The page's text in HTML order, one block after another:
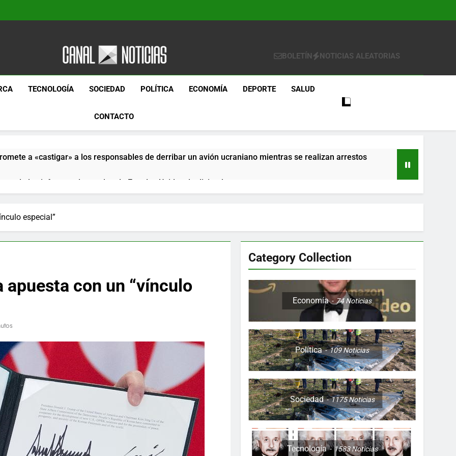
Canal Noticias
Canal Noticias
BOLETÍN NOTICIAS ALEATORIAS
TECNOLOGÍA SOCIEDAD POLÍTICA ECONOMÍA DEPORTE SALUD
CONTACTO
a «castigar» a los responsables de derribar un avión ucraniano mientras se realizan arrestos
de los informes de empleo de Estados Unidos de diciembre
y restaurador, Carl Ruiz, muere a los 44 años
Max Testo a Precios Especiales en México, Chile, Argentina, Colombia, Perú , Ecuador, Costa Rica y
en México – Descuentos Masivos en Mercado Libre
te lleva a lugares paranormales con binoculares de visión nocturna y reuniones de secuestrados
Artificial deepfake de Samsung fabrica un clip de movimiento desde una sola foto
especial”
con un “vínculo
Category Collection
Economía 74Noticias
Política 109Noticias
Sociedad 1175Noticias
Tecnología 1583Noticias